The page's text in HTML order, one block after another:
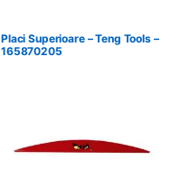
Placi Superioare – Teng Tools –
165870205